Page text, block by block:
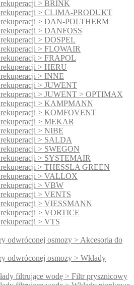
> BRINK
> CLIMA-PRODUKT
> DAN-POLTHERM
> DANFOSS
> DOSPEL
> FLOWAIR
> FRAPOL
> HERU
> INNE
> JUWENT
> JUWENT > OPTIMAX
> KAMPMANN
> KOMFOVENT
> MEKAR
> NIBE
> SALDA
> SWEGON
> SYSTEMAIR
> THESSLA GREEN
> VALLOX
> VBW
> VENTS
> VIESSMANN
> VORTICE
> VTS
odwróconej osmozy > Akcesoria do
odwróconej osmozy > Wkłady
filtrujące wodę > Filtr prysznicowy